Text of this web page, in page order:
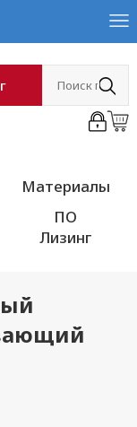
Материалы
ПО
Лизинг